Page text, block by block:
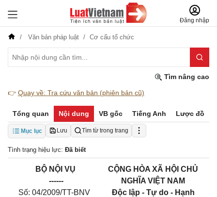
Đăng nhập
Văn bản pháp luật Cơ cấu tổ chức
Tìm nâng cao
👉 Quay về: Tra cứu văn bản (phiên bản cũ)
Tổng quan Nội dung VB gốc Tiếng Anh Lược đồ
Mục lục Lưu Tìm từ trong trang
Tình trạng hiệu lực: Đã biết
BỘ NỘI VỤ
------
Số: 04/2009/TT-BNV
CỘNG HÒA XÃ HỘI CHỦ
NGHĨA VIỆT NAM
Độc lập - Tự do - Hạnh